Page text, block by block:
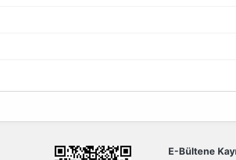
E-Bültene